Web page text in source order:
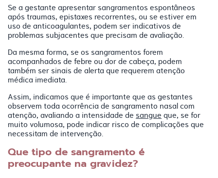
Se a gestante apresentar sangramentos espontâneos
após traumas, epistaxes recorrentes, ou se estiver em
uso de anticoagulantes, podem ser indicativos de
problemas subjacentes que precisam de avaliação.
Da mesma forma, se os sangramentos forem
acompanhados de febre ou dor de cabeça, podem
também ser sinais de alerta que requerem atenção
médica imediata.
Assim, indicamos que é importante que as gestantes
observem toda ocorrência de sangramento nasal com
atenção, avaliando a intensidade desangueque, se for
muito volumosa, pode indicar risco de complicações que
necessitam de intervenção.
Que tipo de sangramento é
preocupante na gravidez?